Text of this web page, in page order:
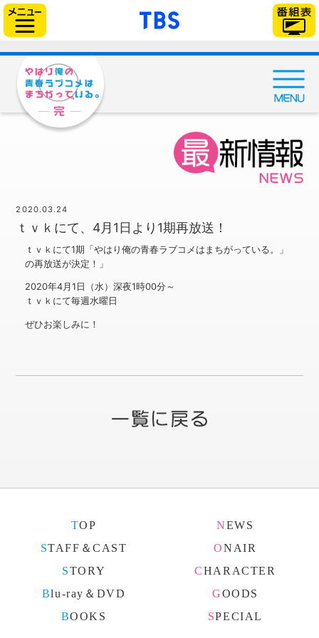
「TBSテレビ」トップ
2020.03.24
ｔｖｋにて、4月1日より1期再放送！
ｔｖｋにて1期「やはり俺の青春ラブコメはまちがっている。」
の再放送が決定！」
2020年4月1日（水）深夜1時00分～
ｔｖｋにて毎週水曜日
ぜひお楽しみに！
TOP
NEWS
STAFF＆CAST
ONAIR
STORY
CHARACTER
Blu-ray＆DVD
GOODS
BOOKS
SPECIAL